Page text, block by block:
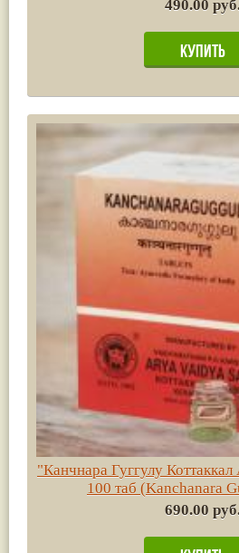
490.00
"Канчнара Гуггулу
100 таб (Kanchanara
690.00